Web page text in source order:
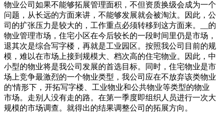
物业公司如果不能够拓展管理面积，不但资质换级会成为一个
问题，从长远的方面来讲，不能够发展就会被淘汰。因此，公
司的扩张压力是较大的，工作重点必须转移到这方面来。__的
物业管理市场，住宅小区在今后较长的一段时间里仍是市场，
退其次是综合写字楼，再就是工业园区。按照我公司目前的规
模，难以在市场上接到规模大、档次高的住宅物业。因此，中
小型的物业将是我公司发展的首选目标。同时，住宅物业是市
场上竞争最激烈的一个物业类型，我公司应在不放弃该类物业
的'情形下，开拓写字楼、工业物业和公共物业等类型的物业
市场。走别人没有走的路。在第一季度即组织人员进行一次大
规模的市场调查。就得出的结果调整公司的拓展方向。